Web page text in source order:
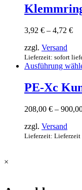
3,92 € – 4,72 €
zzgl. Versand
Lieferzeit: sofort
Ausführung
PE-Xc
208,00 € –
zzgl. Versand
Lieferzeit: Lieferzeit
×